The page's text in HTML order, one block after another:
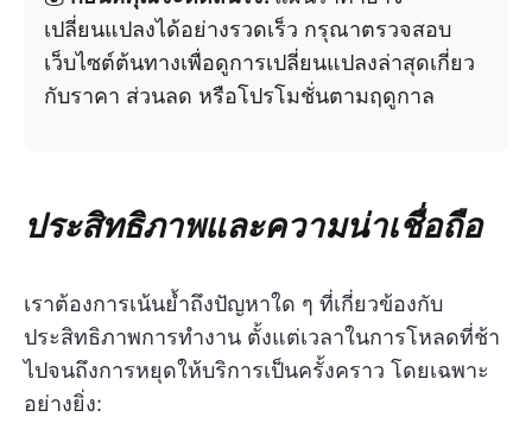
เปลี่ยนแปลงได้อย่างรวดเร็ว กรุณาตรวจสอบ
เว็บไซต์ต้นทางเพื่อดูการเปลี่ยนแปลงล่าสุดเกี่ยว
กับราคา ส่วนลด หรือโปรโมชั่นตามฤดูกาล
ประสิทธิภาพและความน่าเชื่อถือ
เราต้องการเน้นย้ำถึงปัญหาใด ๆ ที่เกี่ยวข้องกับ
ประสิทธิภาพการทำงาน ตั้งแต่เวลาในการโหลดที่ช้า
ไปจนถึงการหยุดให้บริการเป็นครั้งคราว โดยเฉพาะ
อย่างยิ่ง: